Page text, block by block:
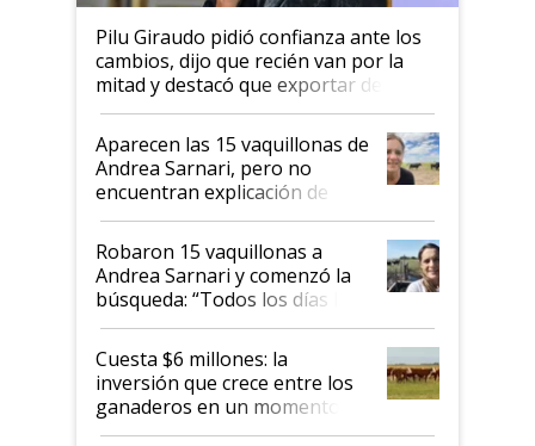
Pilu Giraudo pidió confianza ante los
cambios, dijo que recién van por la
mitad y destacó que exportar dejó de
ser "para unos pocos": "Tenemos un
mandato muy claro del gobierno
nacional"
Aparecen las 15 vaquillonas de
Andrea Sarnari, pero no
encuentran explicación de
cómo llegaron allí
Robaron 15 vaquillonas a
Andrea Sarnari y comenzó la
búsqueda: “Todos los días le
toca a algún productor”
Cuesta $6 millones: la
inversión que crece entre los
ganaderos en un momento
histórico para la actividad